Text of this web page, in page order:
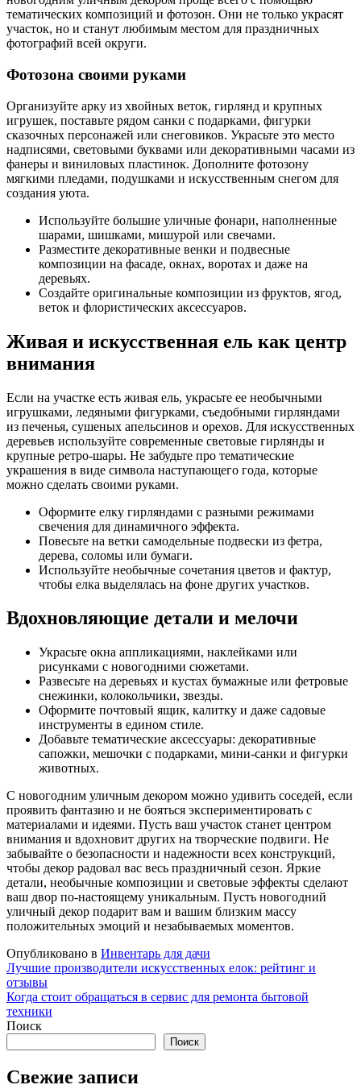
тематических композиций и фотозон. Они не только украсят
участок, но и станут любимым местом для праздничных
фотографий всей округи.
Фотозона своими руками
Организуйте арку из хвойных веток, гирлянд и крупных
игрушек, поставьте рядом санки с подарками, фигурки
сказочных персонажей или снеговиков. Украсьте это место
надписями, световыми буквами или декоративными часами из
фанеры и виниловых пластинок. Дополните фотозону
мягкими пледами, подушками и искусственным снегом для
создания уюта.
Используйте большие уличные фонари, наполненные
шарами, шишками, мишурой или свечами.
Разместите декоративные венки и подвесные
композиции на фасаде, окнах, воротах и даже на
деревьях.
Создайте оригинальные композиции из фруктов, ягод,
веток и флористических аксессуаров.
Живая и искусственная ель как центр
внимания
Если на участке есть живая ель, украсьте ее необычными
игрушками, ледяными фигурками, съедобными гирляндами
из печенья, сушеных апельсинов и орехов. Для искусственных
деревьев используйте современные световые гирлянды и
крупные ретро-шары. Не забудьте про тематические
украшения в виде символа наступающего года, которые
можно сделать своими руками.
Оформите елку гирляндами с разными режимами
свечения для динамичного эффекта.
Повесьте на ветки самодельные подвески из фетра,
дерева, соломы или бумаги.
Используйте необычные сочетания цветов и фактур,
чтобы елка выделялась на фоне других участков.
Вдохновляющие детали и мелочи
Украсьте окна аппликациями, наклейками или
рисунками с новогодними сюжетами.
Развесьте на деревьях и кустах бумажные или фетровые
снежинки, колокольчики, звезды.
Оформите почтовый ящик, калитку и даже садовые
инструменты в едином стиле.
Добавьте тематические аксессуары: декоративные
сапожки, мешочки с подарками, мини-санки и фигурки
животных.
С новогодним уличным декором можно удивить соседей, если
проявить фантазию и не бояться экспериментировать с
материалами и идеями. Пусть ваш участок станет центром
внимания и вдохновит других на творческие подвиги. Не
забывайте о безопасности и надежности всех конструкций,
чтобы декор радовал вас весь праздничный сезон. Яркие
детали, необычные композиции и световые эффекты сделают
ваш двор по-настоящему уникальным. Пусть новогодний
уличный декор подарит вам и вашим близким массу
положительных эмоций и незабываемых моментов.
Опубликовано в Инвентарь для дачи
Навигация
по
записям
Лучшие производители искусственных елок: рейтинг и
отзывы
Когда стоит обращаться в сервис для ремонта бытовой
техники
Поиск
Поиск
Свежие записи